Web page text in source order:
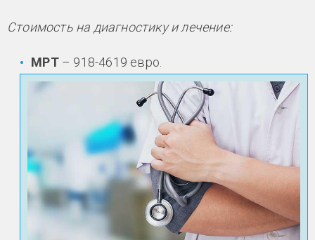
Стоимость на диагностику и лечение:
МРТ– 918-4619 евро.